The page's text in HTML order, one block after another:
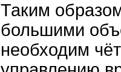
Таким
большими
необходим